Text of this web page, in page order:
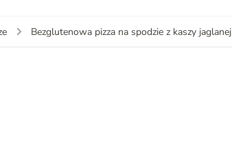
Bezglutenowa pizza na spodzie z kaszy jaglanej